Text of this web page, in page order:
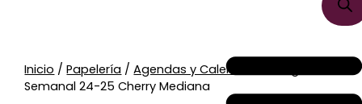
Inicio /Papelería /Agendas y Calendarios
Semanal 24-25 Cherry Mediana